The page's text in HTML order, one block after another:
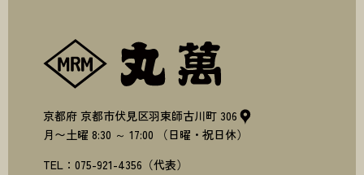
京都府 京都市伏見区羽束師古川町 306
月〜土曜 8:30 ～ 17:00
（日曜・祝日休）
TEL： 075-921-4356 （代表）